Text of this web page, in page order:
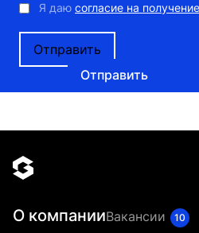
Я даю согласие на
Отправить
О компанииВакансии 10